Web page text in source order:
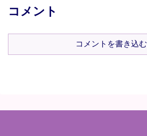
コメント
コメントを書き込む